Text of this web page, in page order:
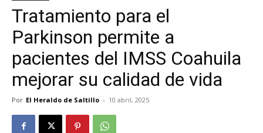
Tratamiento para el
Parkinson permite a
pacientes del IMSS Coahuila
mejorar su calidad de vida
Por El Heraldo de Saltillo - 10 abril, 2025